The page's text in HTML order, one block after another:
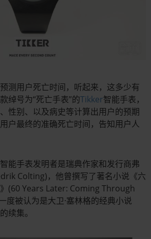
测用户死亡时间，听起来，这多少有
绰号为“死亡手表”的Tikker智能手表，
性别、以及病史等计算出用户的预期
户最终的准确死亡时间，告知用户人
能手表发明者是瑞典作家和发行商弗
Colting)，他曾撰写了著名小说《六
(60 Years Later: Coming Through
度被认为是大卫·塞林格的经典小说
续集。